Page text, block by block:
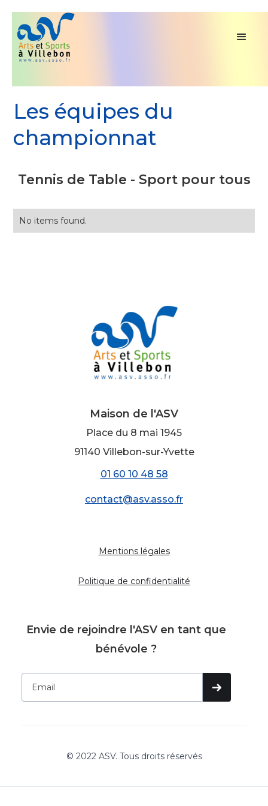
Les équipes du
championnat
Tennis de Table - Sport pour tous
No items found.
Maison de l'ASV
Place du 8 mai 1945
91140 Villebon-sur-Yvette
01 60 10 48 58
contact@asv.asso.fr
Mentions légales
Politique de confidentialité
Envie de rejoindre l'ASV en tant que
bénévole ?
© 2022 ASV. Tous droits réservés